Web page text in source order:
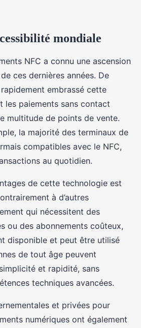
mondiale
NFC a connu une ascension
ces dernières années. De
embrassé cette
les paiements sans contact
multitude de points de vente.
la majorité des terminaux de
compatibles avec le NFC,
au quotidien.
de cette technologie est
à d’autres
qui nécessitent des
ou des abonnements coûteux,
disponible et peut être utilisé
de tout âge peuvent
et rapidité, sans
techniques avancées.
et privées pour
numériques ont également